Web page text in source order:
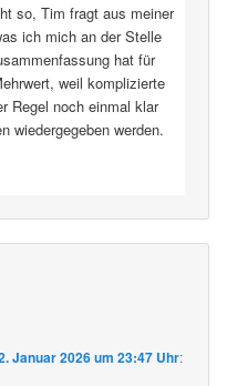
so, Tim fragt aus meiner
ich mich an der Stelle
hat für
weil komplizierte
Regel noch einmal klar
wiedergegeben werden.
Januar 2026 um 23:47 Uhr: